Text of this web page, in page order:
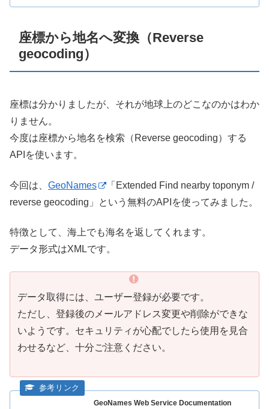
座標から地名へ変換（Reverse
geocoding）
座標は分かりましたが、それが地球上のどこなのかはわか
りません。
今度は座標から地名を検索（Reverse geocoding）する
APIを使います。
今回は、 GeoNames
「Extended Find nearby toponym /
reverse geocoding」という無料のAPIを使ってみました。
特徴として、海上でも海名を返してくれます。
データ形式はXMLです。
データ取得には、ユーザー登録が必要です。
ただし、登録後のメールアドレス変更や削除ができな
いようです。セキュリティが心配でしたら使用を見合
わせるなど、十分ご注意ください。
GeoNames Web Service Documentation